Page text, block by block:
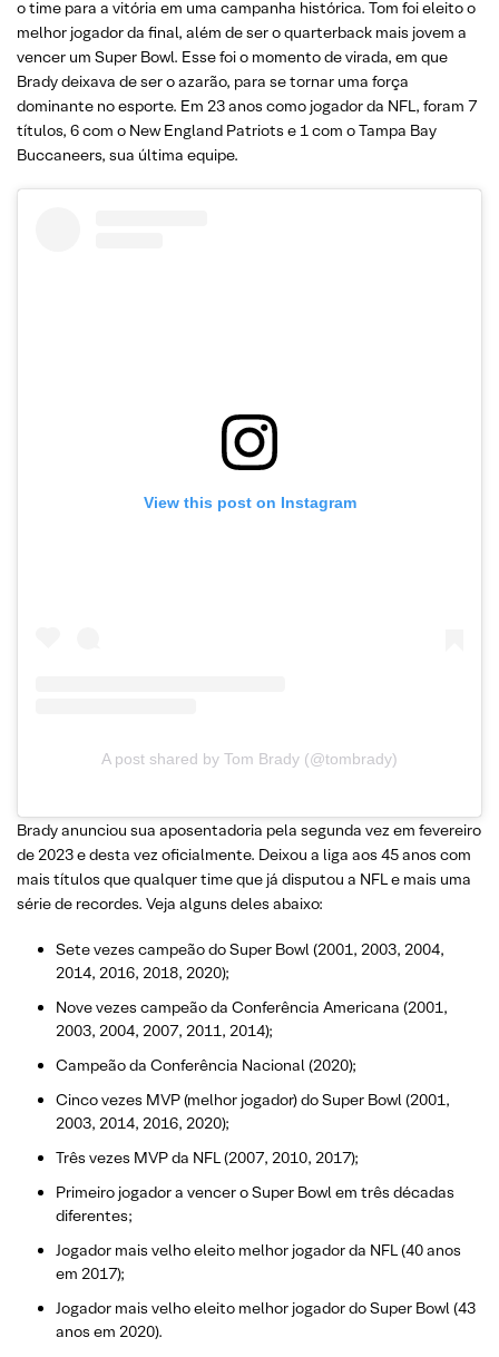
o time para a vitória em uma campanha histórica. Tom foi eleito o
melhor jogador da final, além de ser o quarterback mais jovem a
vencer um Super Bowl. Esse foi o momento de virada, em que
Brady deixava de ser o azarão, para se tornar uma força
dominante no esporte. Em 23 anos como jogador da NFL, foram 7
títulos, 6 com o New England Patriots e 1 com o Tampa Bay
Buccaneers, sua última equipe.
View this post on Instagram
A post shared by Tom Brady (@tombrady)
Brady anunciou sua aposentadoria pela segunda vez em fevereiro
de 2023 e desta vez oficialmente. Deixou a liga aos 45 anos com
mais títulos que qualquer time que já disputou a NFL e mais uma
série de recordes. Veja alguns deles abaixo:
Sete vezes campeão do Super Bowl (2001, 2003, 2004,
2014, 2016, 2018, 2020);
Nove vezes campeão da Conferência Americana (2001,
2003, 2004, 2007, 2011, 2014);
Campeão da Conferência Nacional (2020);
Cinco vezes MVP (melhor jogador) do Super Bowl (2001,
2003, 2014, 2016, 2020);
Três vezes MVP da NFL (2007, 2010, 2017);
Primeiro jogador a vencer o Super Bowl em três décadas
diferentes;
Jogador mais velho eleito melhor jogador da NFL (40 anos
em 2017);
Jogador mais velho eleito melhor jogador do Super Bowl (43
anos em 2020).